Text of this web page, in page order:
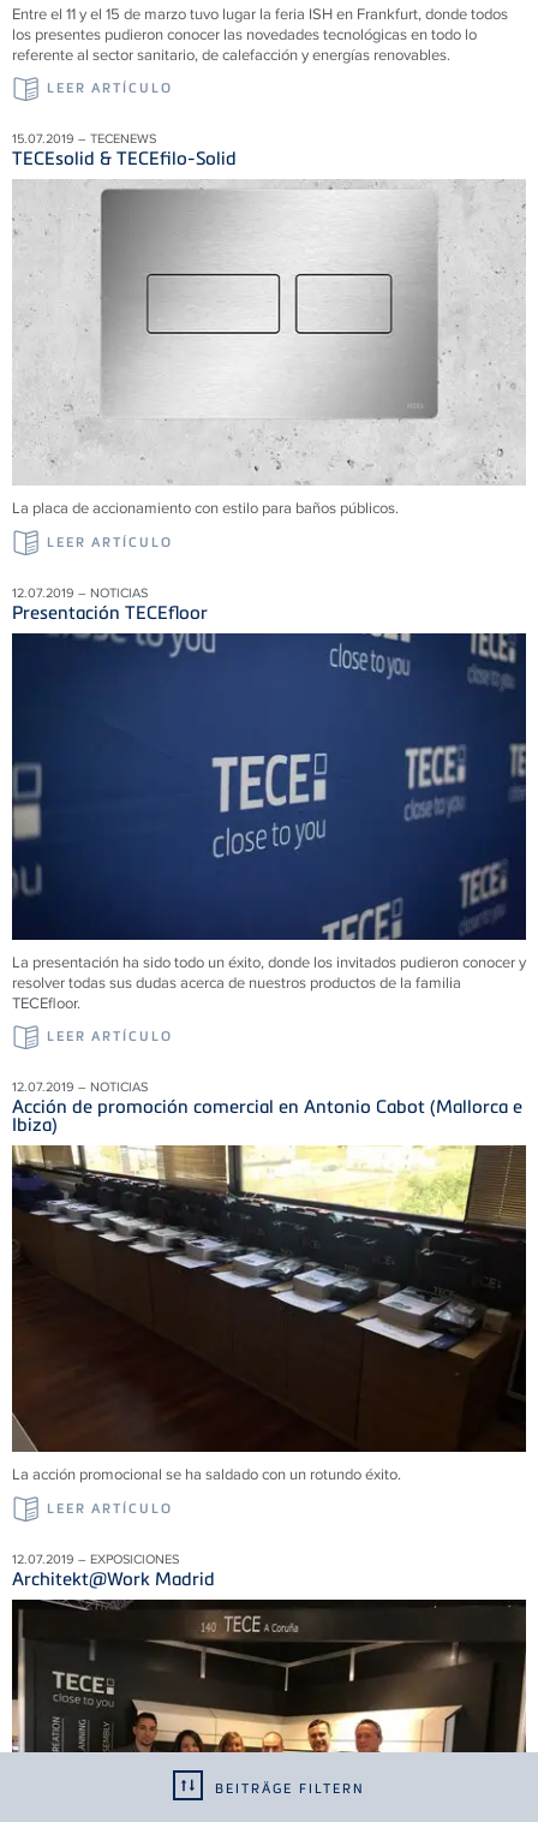
BEITRÄGE FILTERN
Entre el 11 y el 15 de marzo tuvo lugar la feria ISH en Frankfurt, donde todos
los presentes pudieron conocer las novedades tecnológicas en todo lo
referente al sector sanitario, de calefacción y energías renovables.
LEER ARTÍCULO
15.07.2019 – TECENEWS
TECEsolid & TECEfilo-Solid
La placa de accionamiento con estilo para baños públicos.
LEER ARTÍCULO
12.07.2019 – NOTICIAS
Presentación TECEfloor
La presentación ha sido todo un éxito, donde los invitados pudieron conocer y
resolver todas sus dudas acerca de nuestros productos de la familia
TECEfloor.
LEER ARTÍCULO
12.07.2019 – NOTICIAS
Acción de promoción comercial en Antonio Cabot (Mallorca e
Ibiza)
La acción promocional se ha saldado con un rotundo éxito.
LEER ARTÍCULO
12.07.2019 – EXPOSICIONES
Architekt@Work Madrid